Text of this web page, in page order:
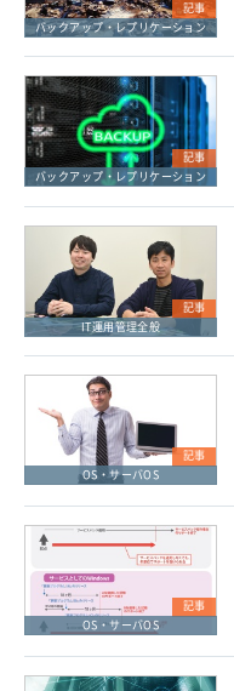
記事
バックアップ・レプリケーション
記事
バックアップ・レプリケーション
記事
IT運用管理全般
記事
OS・サーバOS
記事
OS・サーバOS